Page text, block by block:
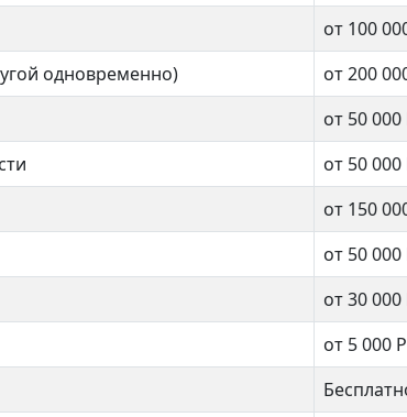
от 100
одновременно)
от 200
от 50 000
от 50 000
от 150
от 50 000
от 30 000
от 5 000 Р
37 кв.м.